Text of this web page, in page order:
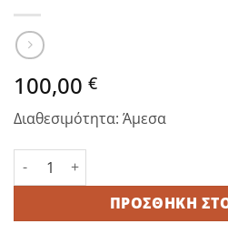
100,00 €
Διαθεσιμότητα: Άμεσα
Sea & Sky Σαμπουάν 30ml tube
ΠΡΟΣΘΉΚΗ